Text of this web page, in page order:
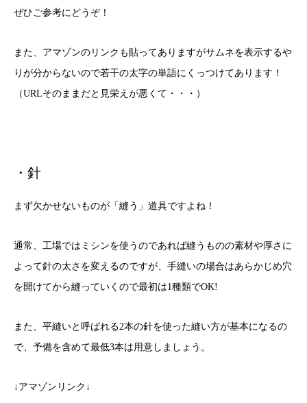
ぜひご参考にどうぞ！
また、アマゾンのリンクも貼ってありますがサムネを表示するや
りが分からないので若干の太字の単語にくっつけてあります！
（URLそのままだと見栄えが悪くて・・・）
・針
まず欠かせないものが「縫う」道具ですよね！
通常、工場ではミシンを使うのであれば縫うものの素材や厚さに
よって針の太さを変えるのですが、手縫いの場合はあらかじめ穴
を開けてから縫っていくので最初は1種類でOK!
また、平縫いと呼ばれる2本の針を使った縫い方が基本になるの
で、予備を含めて最低3本は用意しましょう。
↓アマゾンリンク↓